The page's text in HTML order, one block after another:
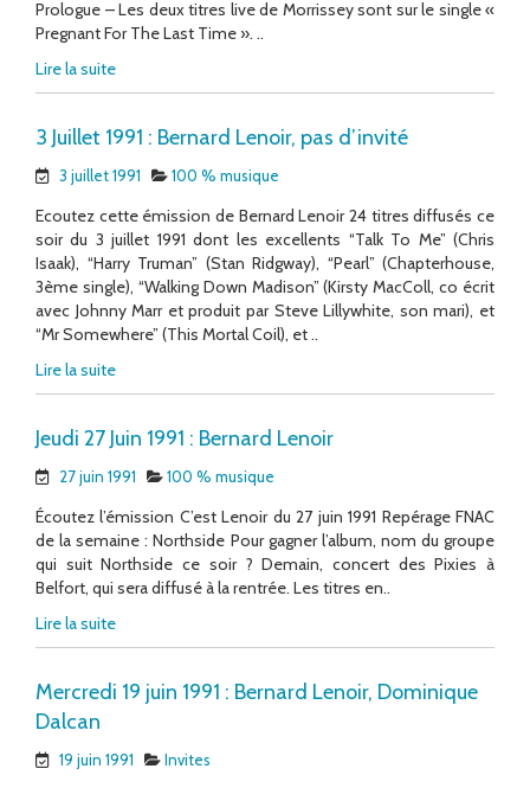
Prologue – Les deux titres live de Morrissey sont sur le single «
Pregnant For The Last Time ». ..
Lire la suite
3 Juillet 1991 : Bernard Lenoir, pas d’invité
3 juillet 1991 100 % musique
Ecoutez cette émission de Bernard Lenoir 24 titres diffusés ce
soir du 3 juillet 1991 dont les excellents “Talk To Me” (Chris
Isaak), “Harry Truman” (Stan Ridgway), “Pearl” (Chapterhouse,
3ème single), “Walking Down Madison” (Kirsty MacColl, co écrit
avec Johnny Marr et produit par Steve Lillywhite, son mari), et
“Mr Somewhere” (This Mortal Coil), et ..
Lire la suite
Jeudi 27 Juin 1991 : Bernard Lenoir
27 juin 1991 100 % musique
Écoutez l’émission C’est Lenoir du 27 juin 1991 Repérage FNAC
de la semaine : Northside Pour gagner l’album, nom du groupe
qui suit Northside ce soir ? Demain, concert des Pixies à
Belfort, qui sera diffusé à la rentrée. Les titres en..
Lire la suite
Mercredi 19 juin 1991 : Bernard Lenoir, Dominique
Dalcan
19 juin 1991 Invites